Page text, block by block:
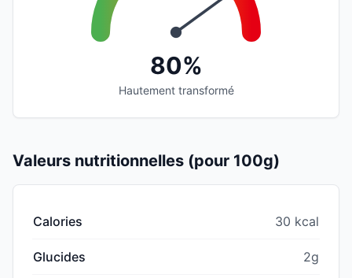
80%
Hautement transformé
Valeurs nutritionnelles (pour 100g)
Calories 30 kcal
Glucides 2g